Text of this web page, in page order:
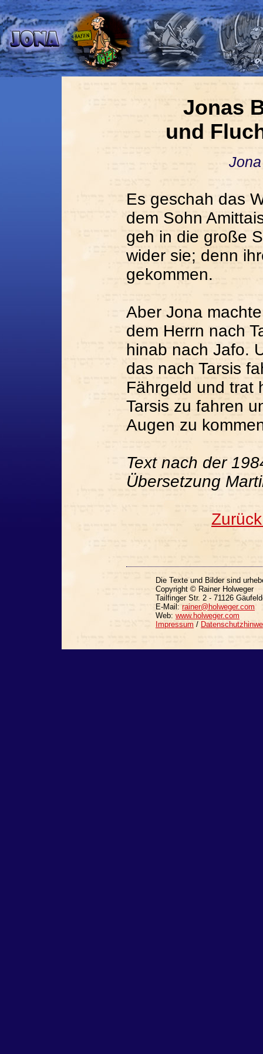
Jonas
und
Es geschah das
dem Sohn
geh in die große
wider sie; denn
gekommen.
Aber Jona
dem Herrn nach
hinab nach Jafo.
das nach Tarsis
Fährgeld und trat
Tarsis zu fahren
Augen zu
Text nach der
Übersetzung
Die Texte und Bilder sind
Copyright © Rainer Holweger
Tailfinger Str. 2 - 71126
E-Mail: rainer@holweger.com
Web: www.holweger.com
Impressum /